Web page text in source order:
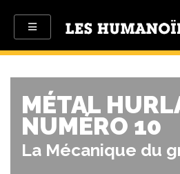
MÉTAL
NUMÉRO 10
La Mécanique du